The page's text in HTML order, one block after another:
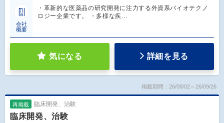
会社
概要
・革新的な医薬品の研究開発に注力する外資系バイオテクノ
ロジー企業です。 ・多様な疾…
気になる 詳細を見る
掲載期間：26/08/02～26/09/26
再掲載 臨床開発、治験
臨床開発、治験